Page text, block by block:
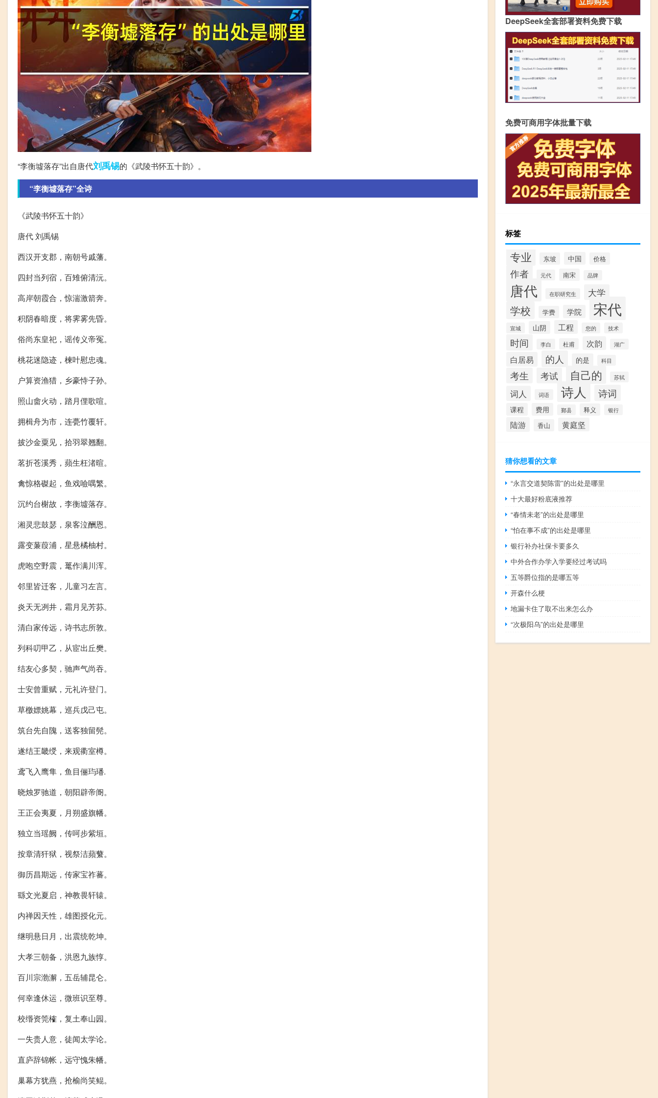
“李衡墟落存”出自唐代刘禹锡的《武陵书怀五十韵》。
“李衡墟落存”全诗
《武陵书怀五十韵》
唐代 刘禹锡
西汉开支郡，南朝号戚藩。
四封当列宿，百雉俯清沅。
高岸朝霞合，惊湍激箭奔。
积阴春暗度，将霁雾先昏。
俗尚东皇祀，谣传义帝冤。
桃花迷隐迹，楝叶慰忠魂。
户算资渔猎，乡豪恃子孙。
照山畬火动，踏月俚歌喧。
拥楫舟为市，连甍竹覆轩。
披沙金粟见，拾羽翠翘翻。
茗折苍溪秀，蘋生枉渚暄。
禽惊格磔起，鱼戏噞喁繁。
沉约台榭故，李衡墟落存。
湘灵悲鼓瑟，泉客泣酬恩。
露变蒹葭浦，星悬橘柚村。
虎咆空野震，鼍作满川浑。
邻里皆迁客，儿童习左言。
炎天无冽井，霜月见芳荪。
清白家传远，诗书志所敦。
列科叨甲乙，从宦出丘樊。
结友心多契，驰声气尚吞。
士安曾重赋，元礼许登门。
草檄嫖姚幕，巡兵戊己屯。
筑台先自隗，送客独留髡。
遂结王畿绶，来观衢室樽。
鸢飞入鹰隼，鱼目俪玙璠.
晓烛罗驰道，朝阳辟帝阍。
王正会夷夏，月朔盛旗幡。
独立当瑶阙，传呵步紫垣。
按章清犴狱，视祭洁蘋蘩。
御历昌期远，传家宝祚蕃。
繇文光夏启，神教畏轩辕。
内禅因天性，雄图授化元。
继明悬日月，出震统乾坤。
大孝三朝备，洪恩九族惇。
百川宗渤澥，五岳辅昆仑。
何幸逢休运，微班识至尊。
校缗资筦榷，复土奉山园。
一失贵人意，徒闻太学论。
直庐辞锦帐，远守愧朱幡。
巢幕方犹燕，抢榆尚笑鲲。
DeepSeek全套部署资料免费下载
免费可商用字体批量下载
标签
专业 东坡 中国 价格
作者 元代 南宋 品牌
唐代 在职研究生 大学
学校 学费 学院 宋代
宣城 山阴 工程 您的 技术
时间 李白 杜甫 次韵 湖广
白居易 的人 的是 科目
考生 考试 自己的 苏轼
词人 词语 诗人 诗词
课程 费用 鄞县 释义 银行
陆游 香山 黄庭坚
猜你想看的文章
“永言交道契陈雷”的出处是哪里
十大最好粉底液推荐
“春情未老”的出处是哪里
“怕在事不成”的出处是哪里
银行补办社保卡要多久
中外合作办学入学要经过考试吗
五等爵位指的是哪五等
开森什么梗
地漏卡住了取不出来怎么办
“次极阳乌”的出处是哪里